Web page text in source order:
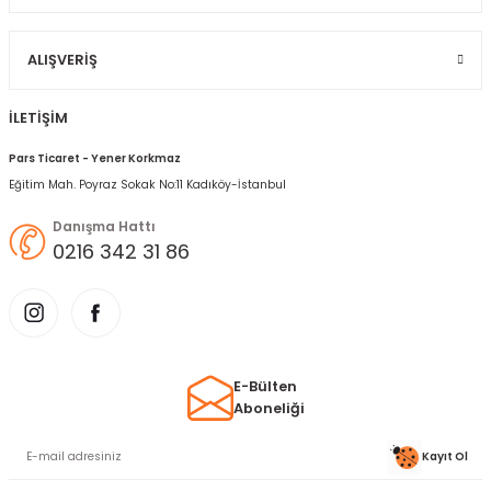
ALIŞVERIŞ
İLETİŞİM
Pars Ticaret - Yener Korkmaz
Eğitim Mah. Poyraz Sokak No:11 Kadıköy-İstanbul
Danışma Hattı
0216 342 31 86
E-Bülten
Aboneliği
Kayıt Ol